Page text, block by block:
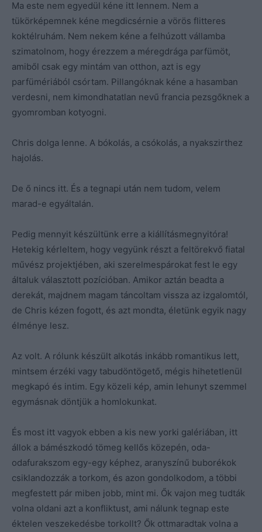
Ma este nem egyedül kéne itt lennem. Nem a
tükörképemnek kéne megdicsérnie a vörös flitteres
koktélruhám. Nem nekem kéne a felhúzott vállamba
szimatolnom, hogy érezzem a méregdrága parfümöt,
amiből csak egy mintám van otthon, azt is egy
parfümériából csórtam. Pillangóknak kéne a hasamban
verdesni, nem kimondhatatlan nevű francia pezsgőknek a
gyomromban kotyogni.
Chris dolga lenne. A bókolás, a csókolás, a nyakszirthez
hajolás.
De ő nincs itt. És a tegnapi után nem tudom, velem
marad-e egyáltalán.
Pedig mennyit készültünk erre a kiállításmegnyitóra!
Hetekig kérleltem, hogy vegyünk részt a feltörekvő fiatal
művész projektjében, aki szerelmespárokat fest le egy
általuk választott pozícióban. Amikor aztán beadta a
derekát, majdnem magam táncoltam vissza az izgalomtól,
de Chris kézen fogott, és azt mondta, életünk egyik nagy
élménye lesz.
Az volt. A rólunk készült alkotás inkább romantikus lett,
mintsem érzéki vagy tabudöntögető, mégis hihetetlenül
megkapó és intim. Egy közeli kép, amin lehunyt szemmel
egymásnak döntjük a homlokunkat.
És most itt vagyok ebben a kis new yorki galériában, itt
állok a bámészkodó tömeg kellős közepén, oda-
odafurakszom egy-egy képhez, aranyszínű buborékok
csiklandozzák a torkom, és azon gondolkodom, a többi
megfestett pár miben jobb, mint mi. Ők vajon meg tudták
volna oldani azt a konfliktust, ami nálunk tegnap este
éktelen veszekedésbe torkollt? Ők ottmaradtak volna a